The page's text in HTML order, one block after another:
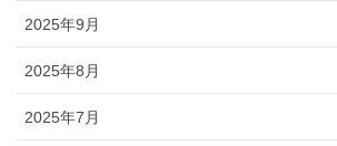
2025年9月
2025年8月
2025年7月